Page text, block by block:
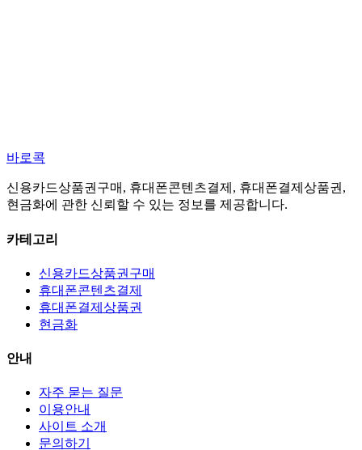
바로콕
신용카드상품권구매, 휴대폰콘텐츠결제, 휴대폰결제상품권,
현금화에 관한 신뢰할 수 있는 정보를 제공합니다.
카테고리
신용카드상품권구매
휴대폰콘텐츠결제
휴대폰결제상품권
현금화
안내
자주 묻는 질문
이용안내
사이트 소개
문의하기